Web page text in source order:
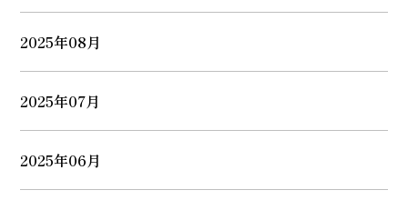
2025年08月
2025年07月
2025年06月